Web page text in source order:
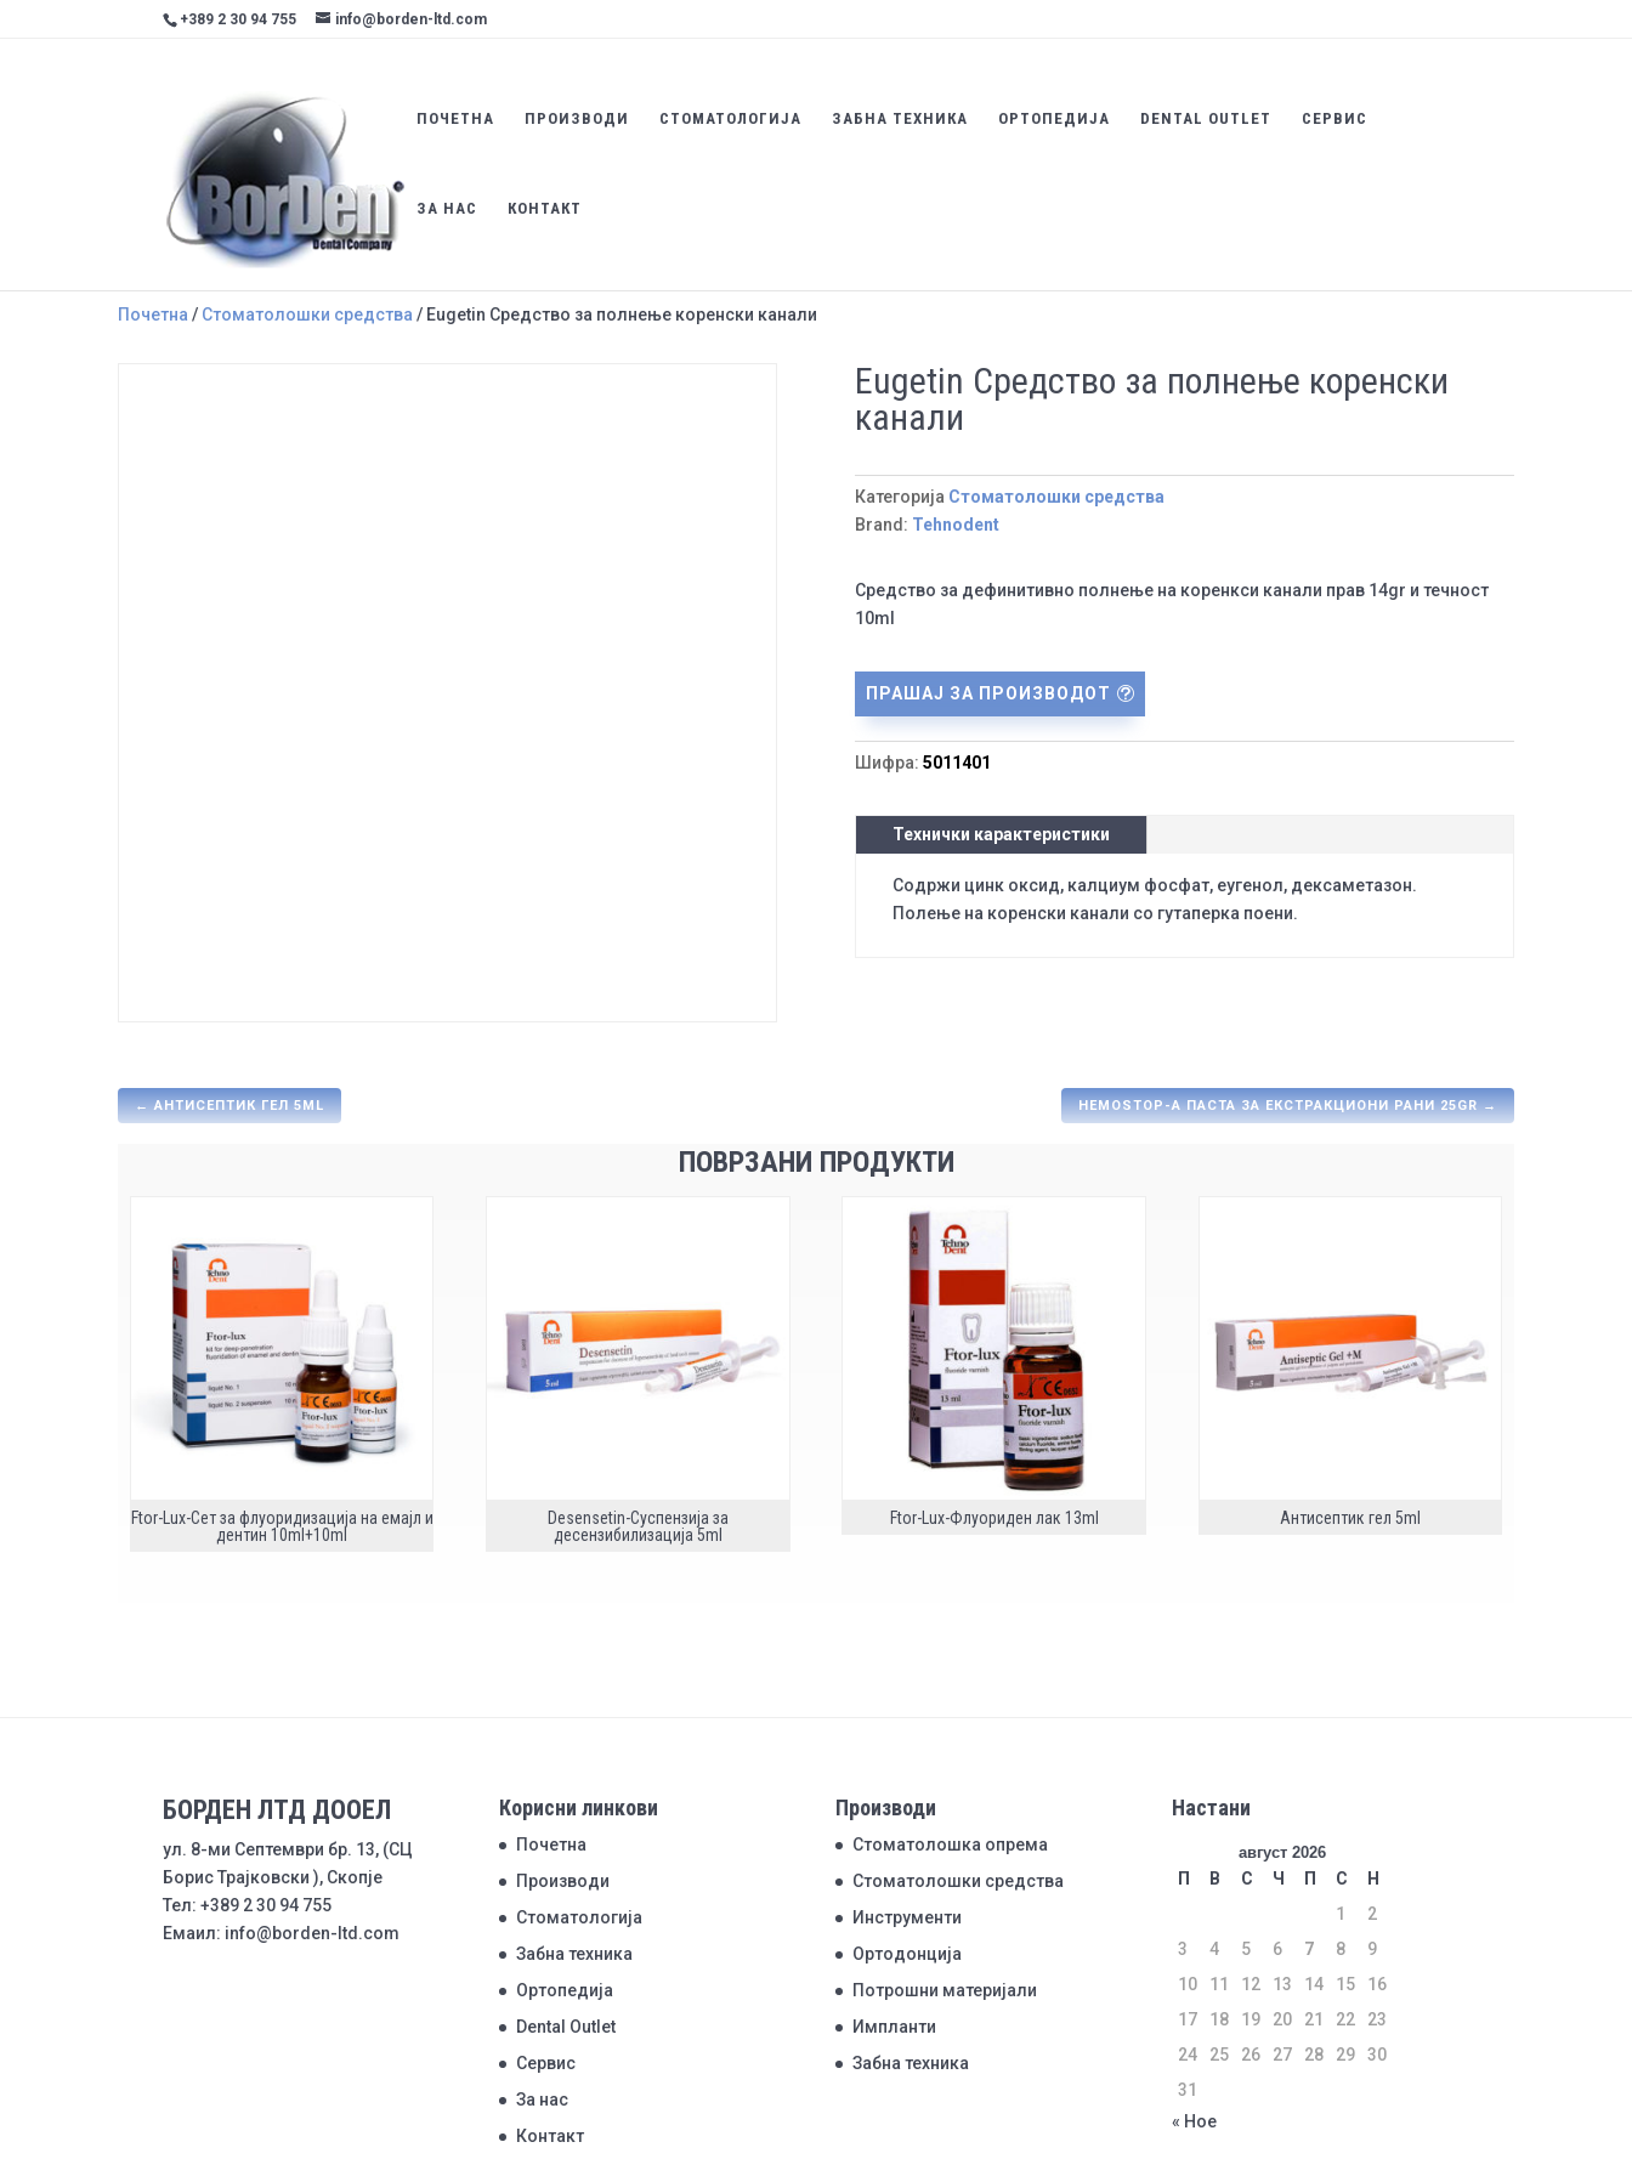
+389 2 30 94 755 info@borden-ltd.com
ПОЧЕТНА ПРОИЗВОДИ СТОМАТОЛОГИЈА ЗАБНА ТЕХНИКА ОРТОПЕДИЈА DENTAL OUTLET СЕРВИС
ЗА НАС КОНТАКТ
Почетна / Стоматолошки средства / Eugetin Средство за полнење коренски канали
Eugetin Средство за полнење коренски
канали
Категорија Стоматолошки средства
Brand: Tehnodent
Средство за дефинитивно полнење на коренкси канали прав 14gr и течност
10ml
ПРАШАЈ ЗА ПРОИЗВОДОТ
Шифра: 5011401
Технички карактеристики
Содржи цинк оксид, калциум фосфат, еугенол, дексаметазон.
Полење на коренски канали со гутаперка поени.
←АНТИСЕПТИК ГЕЛ 5ML HEMOSTOP-A ПАСТА ЗА ЕКСТРАКЦИОНИ РАНИ 25GR→
ПОВРЗАНИ ПРОДУКТИ
Ftor-Lux-Сет за флуоридизација на емајл и
дентин 10ml+10ml
Desensetin-Суспензија за
десензибилизација 5ml
Ftor-Lux-Флуориден лак 13ml Антисептик гел 5ml
БОРДЕН ЛТД ДООЕЛ
ул. 8-ми Септември бр. 13, (СЦ
Борис Трајковски ), Скопје
Тел: +389 2 30 94 755
Емаил: info@borden-ltd.com
Корисни линкови
Почетна
Производи
Стоматологија
Забна техника
Ортопедија
Dental Outlet
Сервис
За нас
Контакт
Производи
Стоматолошка опрема
Стоматолошки средства
Инструменти
Ортодонција
Потрошни материјали
Импланти
Забна техника
Настани
август 2026
П В С Ч П С
Н
1
2
3
4 5 6 7 8
9
10
11 12 13 14 15
16
17
18 19 20 21 22
23
24
25 26 27 28 29
30
31
« Ное